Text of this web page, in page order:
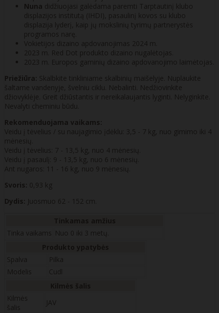
Nuna didžiuojasi galėdama paremti Tarptautinį klubo
displazijos institutą (IHDI), pasaulinį kovos su klubo
displazija lyderį, kaip jų mokslinių tyrimų partnerystės
programos narę.
Vokietijos dizaino apdovanojimas 2024 m.
2023 m. Red Dot produkto dizaino nugalėtojas.
2023 m. Europos gaminių dizaino apdovanojimo laimėtojas.
Priežiūra: Skalbkite tinkliniame skalbinių maišelyje. Nuplaukite
šaltame vandenyje, švelniu ciklu. Nebalinti. Nedžiovinkite
džiovyklėje. Greit džiūstantis ir nereikalaujantis lyginti. Nelyginkite.
Nevalyti cheminiu būdu.
Rekomenduojama vaikams:
Veidu į tėvelius / su naujagimio įdėklu: 3,5 - 7 kg, nuo gimimo iki 4
mėnesių.
Veidu į tėvelius: 7 - 13,5 kg, nuo 4 mėnesių.
Veidu į pasaulį: 9 - 13,5 kg, nuo 6 mėnesių.
Ant nugaros: 11 - 16 kg, nuo 9 mėnesių.
Svoris: 0,93 kg
Dydis: Juosmuo 62 - 152 cm.
Tinka vaikams Nuo 0 iki 3 metų.
Spalva
Pilka
Modelis
Cudl
Kilmės
šalis
JAV